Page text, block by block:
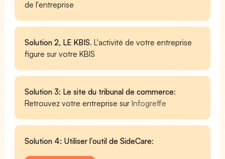
de l'entreprise
Solution 2, LE KBIS. L'activité de votre entreprise
figure sur votre KBIS
Solution 3: Le site du tribunal de commerce:
Retrouvez votre entreprise surInfogreffe
Solution 4: Utiliser l'outil de SideCare: